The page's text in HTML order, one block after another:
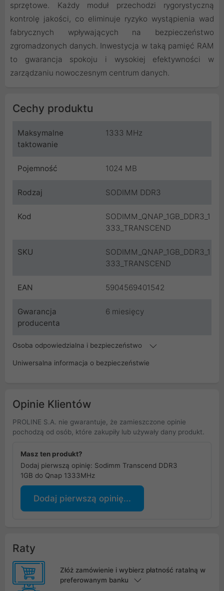
sprzętowe. Każdy moduł przechodzi rygorystyczną
kontrolę jakości, co eliminuje ryzyko wystąpienia wad
fabrycznych wpływających na bezpieczeństwo
zgromadzonych danych. Inwestycja w taką pamięć RAM
to gwarancja spokoju i wysokiej efektywności w
zarządzaniu nowoczesnym centrum danych.
Cechy produktu
Maksymalne
taktowanie
1333 MHz
Pojemność 1024 MB
Rodzaj SODIMM DDR3
Kod
SODIMM_QNAP_1GB_DDR3_1
333_TRANSCEND
SKU
SODIMM_QNAP_1GB_DDR3_1
333_TRANSCEND
EAN 5904569401542
Gwarancja
producenta
6 miesięcy
Osoba odpowiedzialna i bezpieczeństwo
Uniwersalna informacja o bezpieczeństwie
Opinie Klientów
PROLINE S.A. nie gwarantuje, że zamieszczone opinie
pochodzą od osób, które zakupiły lub używały dany produkt.
Masz ten produkt?
Dodaj pierwszą opinię: Sodimm Transcend DDR3
1GB do Qnap 1333MHz
Dodaj pierwszą opinię...
Raty
Złóż zamówienie i wybierz płatność ratalną w
preferowanym banku